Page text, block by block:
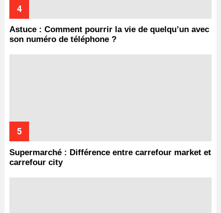
Astuce : Comment pourrir la vie de quelqu’un avec
son numéro de téléphone ?
Supermarché : Différence entre carrefour market et
carrefour city